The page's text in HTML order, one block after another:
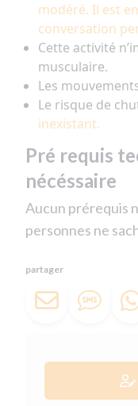
modéré. Il est
conversation
Cette activité
musculaire.
Les
Le risque de
inexistant.
Pré requis
nécéssaire
Aucun prérequis
personnes ne
partager